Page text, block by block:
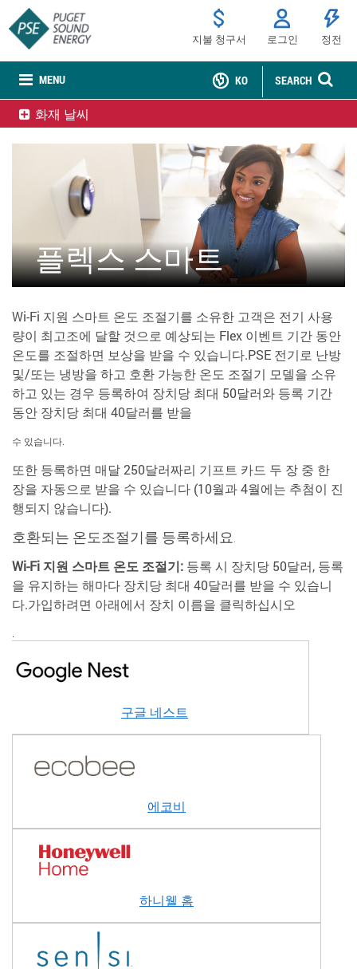
MENU
지불 청구서 로그인 정전
SEARCH
KO
화재 날씨
플렉스 스마트
Wi-Fi 지원 스마트 온도 조절기를 소유한 고객은 전기 사용
량이 최고조에 달할 것으로 예상되는 Flex 이벤트 기간 동안
온도를 조절하면 보상을 받을 수 있습니다.PSE 전기로 난방
및/또는 냉방을 하고 호환 가능한 온도 조절기 모델을 소유
하고 있는 경우 등록하여 장치당 최대 50달러와 등록 기간
동안 장치당 최대 40달러를 받을
수 있습니다.
또한 등록하면 매달 250달러짜리 기프트 카드 두 장 중 한
장을 자동으로 받을 수 있습니다 (10월과 4월에는 추첨이 진
행되지 않습니다).
호환되는 온도조절기를 등록하세요.
Wi-Fi 지원 스마트 온도 조절기: 등록 시 장치당 50달러, 등록
을 유지하는 해마다 장치당 최대 40달러를 받을 수 있습니
다.가입하려면 아래에서 장치 이름을 클릭하십시오
.
구글 네스트
에코비
하니웰 홈